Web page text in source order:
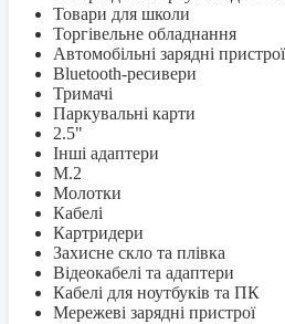
Товари для школи
Торгівельне обладнання
Автомобільні зарядні
Bluetooth-ресивери
Тримачі
Паркувальні карти
2.5"
Інші адаптери
M.2
Молотки
Кабелі
Картридери
Захисне скло та плівка
Відеокабелі та адаптери
Кабелі для ноутбуків та ПК
Мережеві зарядні пристрої